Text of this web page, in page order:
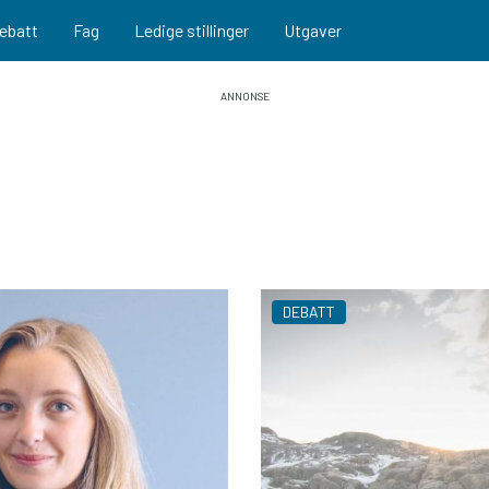
Fag Ledige stillinger Utgaver
DEBATT